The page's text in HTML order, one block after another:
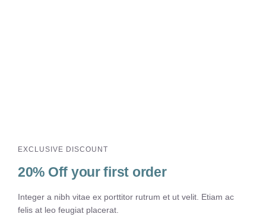
EXCLUSIVE DISCOUNT
20% Off your first order
Integer a nibh vitae ex porttitor rutrum et ut velit. Etiam ac
felis at leo feugiat placerat.